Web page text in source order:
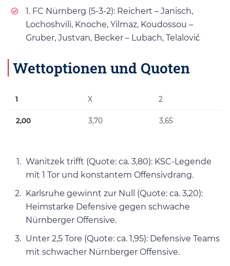
1. FC Nürnberg (5-3-2): Reichert – Janisch,
Lochoshvili, Knoche, Yilmaz, Koudossou –
Gruber, Justvan, Becker – Lubach, Telalović
Wettoptionen und Quoten
1 X 2
2,00 3,70 3,65
Wanitzek trifft (Quote: ca. 3,80): KSC-Legende
mit 1 Tor und konstantem Offensivdrang.
Karlsruhe gewinnt zur Null (Quote: ca. 3,20):
Heimstarke Defensive gegen schwache
Nürnberger Offensive.
Unter 2,5 Tore (Quote: ca. 1,95): Defensive Teams
mit schwacher Nürnberger Offensive.